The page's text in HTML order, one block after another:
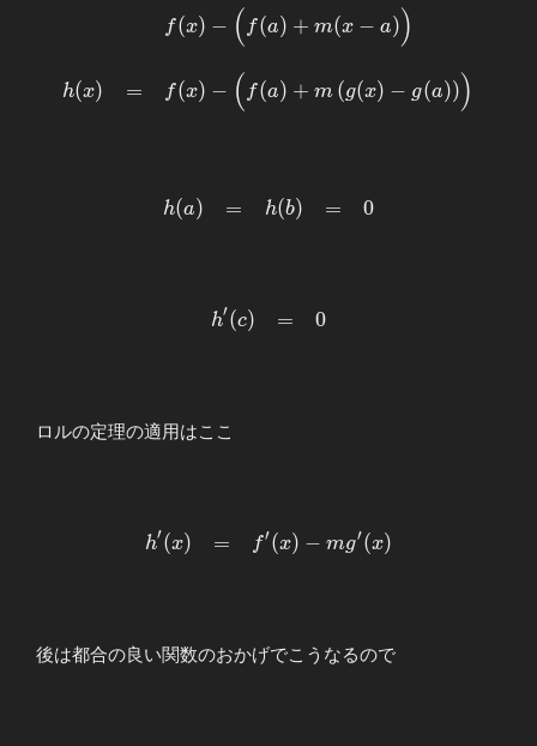
\begin{array}
&& f(x)-
h(x)&=&f(x)-
\Bigl(f(a)+ m
h(x) =
f(x) − ( f(a) + m(x − a))
f(x) − ( f(a) + m (g(x) − g(a)))
\begin{array}{llllll}
h(a) = h(b) = 0
\begin{array}
\end{array}
h′(c) = 0
ロルの定理の適用はここ
\begin{array}
(x)&=&f^{\prime}
(x)-mg^{\prime}
h′(x) = f′(x) − mg′(x)
後は都合の良い関数のおかげでこうなるので